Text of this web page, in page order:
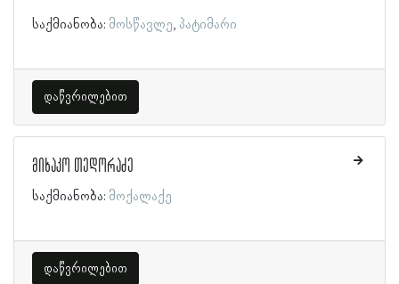
საქმიანობა: მოსწავლე პატიმარი
დაწვრილებით
მიხაკო თედორაძე
საქმიანობა: მოქალაქე
დაწვრილებით